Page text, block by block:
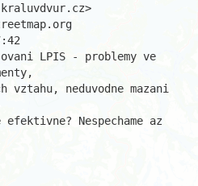
LPIS - problemy ve
vztahu, neduvodne mazani
Nespechame az